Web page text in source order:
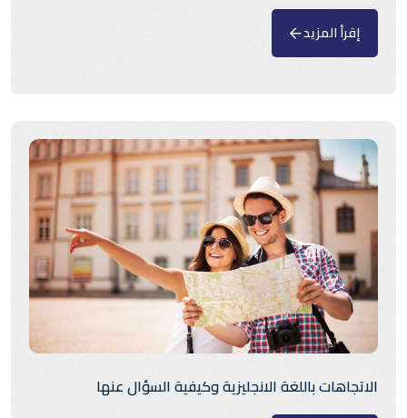
إقرأ المزيد
الاتجاهات باللغة الانجليزية وكيفية السؤال عنها